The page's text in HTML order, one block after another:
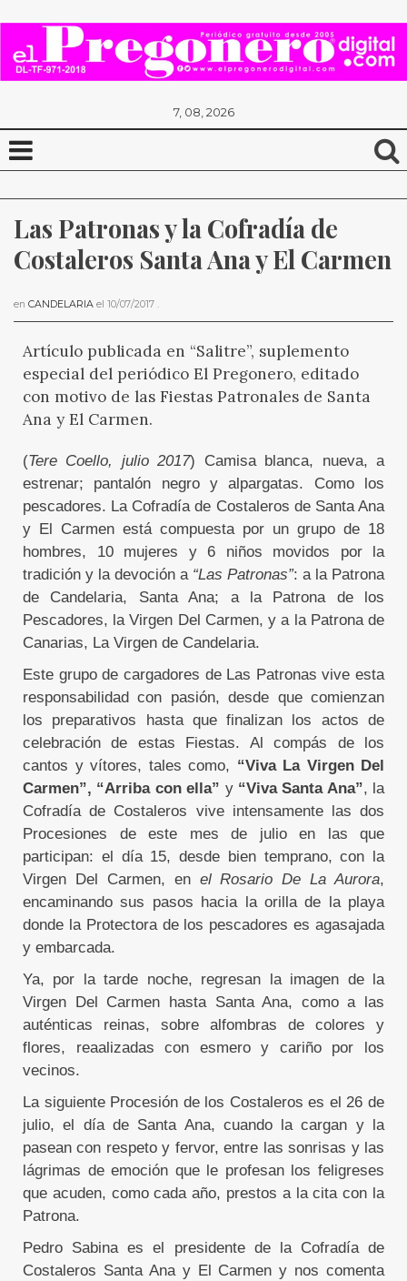
7, 08, 2026
Las Patronas y la Cofradía de
Costaleros Santa Ana y El Carmen
en CANDELARIA el 10/07/2017 .
Artículo publicada en “Salitre”, suplemento
especial del periódico El Pregonero, editado
con motivo de las Fiestas Patronales de Santa
Ana y El Carmen.
(Tere Coello, julio 2017) Camisa blanca, nueva, a
estrenar; pantalón negro y alpargatas. Como los
pescadores. La Cofradía de Costaleros de Santa Ana
y El Carmen está compuesta por un grupo de 18
hombres, 10 mujeres y 6 niños movidos por la
tradición y la devoción a “Las Patronas”: a la Patrona
de Candelaria, Santa Ana; a la Patrona de los
Pescadores, la Virgen Del Carmen, y a la Patrona de
Canarias, La Virgen de Candelaria.
Este grupo de cargadores de Las Patronas vive esta
responsabilidad con pasión, desde que comienzan
los preparativos hasta que finalizan los actos de
celebración de estas Fiestas. Al compás de los
cantos y vítores, tales como, “Viva La Virgen Del
Carmen”, “Arriba con ella” y“Viva Santa Ana”, la
Cofradía de Costaleros vive intensamente las dos
Procesiones de este mes de julio en las que
participan: el día 15, desde bien temprano, con la
Virgen Del Carmen, en el Rosario De La Aurora,
encaminando sus pasos hacia la orilla de la playa
donde la Protectora de los pescadores es agasajada
y embarcada.
Ya, por la tarde noche, regresan la imagen de la
Virgen Del Carmen hasta Santa Ana, como a las
auténticas reinas, sobre alfombras de colores y
flores, reaalizadas con esmero y cariño por los
vecinos.
La siguiente Procesión de los Costaleros es el 26 de
julio, el día de Santa Ana, cuando la cargan y la
pasean con respeto y fervor, entre las sonrisas y las
lágrimas de emoción que le profesan los feligreses
que acuden, como cada año, prestos a la cita con la
Patrona.
Pedro Sabina es el presidente de la Cofradía de
Costaleros Santa Ana y El Carmen y nos comenta